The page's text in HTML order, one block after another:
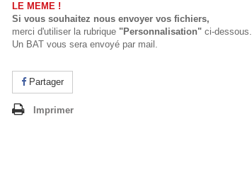
LE MEME !
Si vous souhaitez nous envoyer vos fichiers,
merci d'utiliser la rubrique "Personnalisation" ci-dessous.
Un BAT vous sera envoyé par mail.
Partager
Imprimer